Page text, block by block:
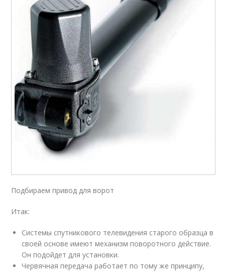
Подбираем привод для ворот
Итак:
Системы спутникового телевидения старого образца в
своей основе имеют механизм поворотного действие.
Он подойдет для установки.
Червячная передача работает по тому же принципу,